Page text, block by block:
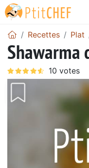
Recettes Plat
Shawarma